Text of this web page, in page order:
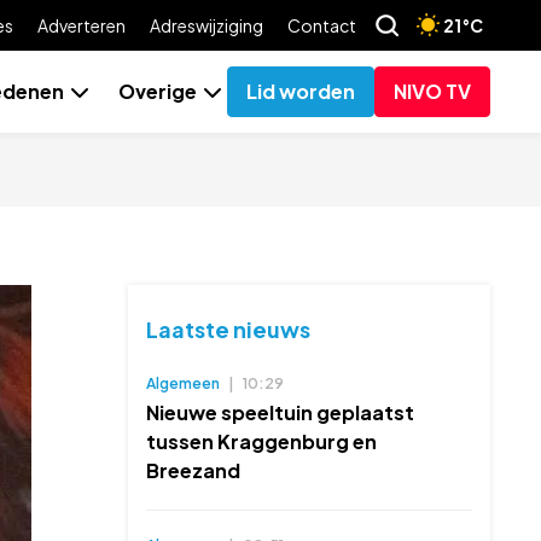
Adverteren Adreswijziging Contact 21°C
Overige Lid worden NIVO TV
Laatste nieuws
Algemeen 10:29
Nieuwe speeltuin geplaatst
tussen Kraggenburg en
Breezand